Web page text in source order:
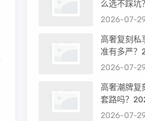
么选不踩坑
室的筛选机
2026-07-
高奢复刻私
准有多严？
才是真相
2026-07-
高奢潮牌复
套路吗？
买家能进高
2026-07-